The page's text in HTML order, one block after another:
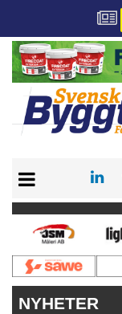
PRENUMERERA
VÅRA ANDRA
ANNONSERA
KONTAKT
NYHETER